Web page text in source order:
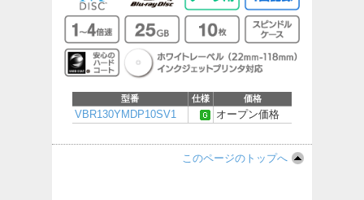
型番 仕様 価格
VBR130YMDP10SV1 オープン価格
このページのトップへ